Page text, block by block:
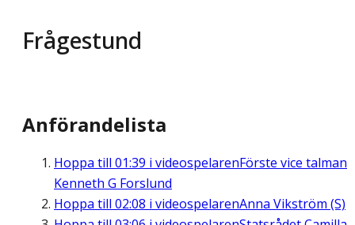
Frågestund
Anförandelista
Hoppa till 01:39 i videospelarenFörste vice talman
Kenneth G Forslund
Hoppa till 02:08 i videospelarenAnna Vikström (S)